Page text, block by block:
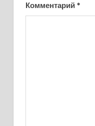
Комментарий *